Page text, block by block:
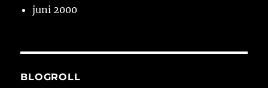
juni 2000
BLOGROLL